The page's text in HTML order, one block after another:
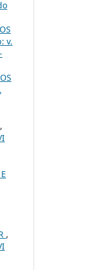
v.
,
,